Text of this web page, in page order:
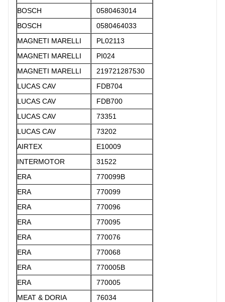
BOSCH
0580463014
BOSCH
0580464033
MAGNETI MARELLI
PL02113
MAGNETI MARELLI
PI024
MAGNETI MARELLI
219721287530
LUCAS CAV
FDB704
LUCAS CAV
FDB700
LUCAS CAV
73351
LUCAS CAV
73202
AIRTEX
E10009
INTERMOTOR
31522
ERA
770099B
ERA
770099
ERA
770096
ERA
770095
ERA
770076
ERA
770068
ERA
770005B
ERA
770005
MEAT & DORIA
76034